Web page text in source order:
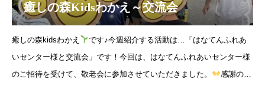
癒しの森Kidsわかえ～交流会
癒しの森kidsわかえ
です♪今週紹介する活動は…「はなてんふれあ
いセンター様と交流会」です！今回は、はなてんふれあいセンター様
のご招待を受けて、敬老会に参加させていただきました。
感謝の気